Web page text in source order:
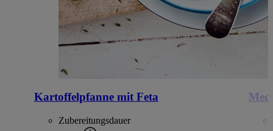
Kartoffelpfanne mit Feta
Zubereitungsdauer